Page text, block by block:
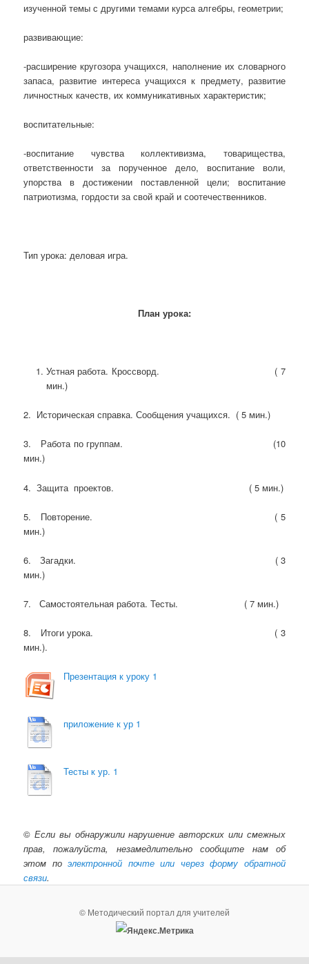
изученной темы с другими темами курса алгебры, геометрии;
развивающие:
-расширение кругозора учащихся, наполнение их словарного
запаса, развитие интереса учащихся к предмету, развитие
личностных качеств, их коммуникативных характеристик;
воспитательные:
-воспитание чувства коллективизма, товарищества,
ответственности за порученное дело, воспитание воли,
упорства в достижении поставленной цели; воспитание
патриотизма, гордости за свой край и соотечественников.
Тип урока: деловая игра.
План урока:
Устная работа. Кроссворд. ( 7
мин.)
2. Историческая справка. Сообщения учащихся. ( 5 мин.)
3. Работа по группам. (10
мин.)
4. Защита проектов. ( 5 мин.)
5. Повторение. ( 5
мин.)
6. Загадки. ( 3
мин.)
7. Самостоятельная работа. Тесты. ( 7 мин.)
8. Итоги урока. ( 3
мин.).
Презентация к уроку 1
приложение к ур 1
Тесты к ур. 1
© Если вы обнаружили нарушение авторских или смежных
прав, пожалуйста, незамедлительно сообщите нам об
этом поэлектронной почте или через форму обратной
связи.
© Методический портал для учителей